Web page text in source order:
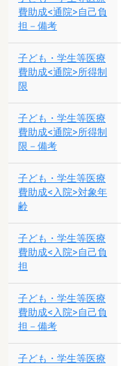
費助成<通院>自己負
担－備考
子ども・学生等医療
費助成<通院>所得制
限
子ども・学生等医療
費助成<通院>所得制
限－備考
子ども・学生等医療
費助成<入院>対象年
齢
子ども・学生等医療
費助成<入院>自己負
担
子ども・学生等医療
費助成<入院>自己負
担－備考
子ども・学生等医療